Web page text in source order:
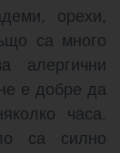
орехи,
са много
алергични
е добре да
часа.
са силно